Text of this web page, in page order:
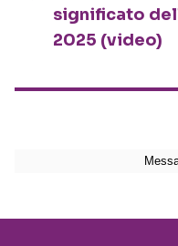
significato
2025 (video)